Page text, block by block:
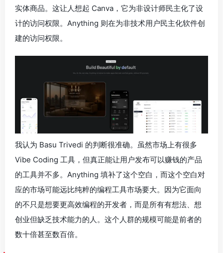
实体商品。这让人想起 Canva，它为非设计师民主化了设
计的访问权限。Anything 则在为非技术用户民主化软件创
建的访问权限。
我认为 Basu Trivedi 的判断很准确。虽然市场上有很多
Vibe Coding 工具，但真正能让用户发布可以赚钱的产品
的工具并不多。Anything 填补了这个空白，而这个空白对
应的市场可能远比纯粹的编程工具市场要大。因为它面向
的不只是想要更高效编程的开发者，而是所有有想法、想
创业但缺乏技术能力的人。这个人群的规模可能是前者的
数十倍甚至数百倍。